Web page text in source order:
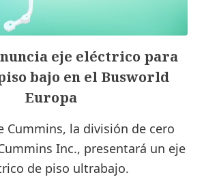
eje eléctrico para
bajo en el Busworld
Europa
Cummins, la división de cero
Inc., presentará un eje
de piso ultrabajo.